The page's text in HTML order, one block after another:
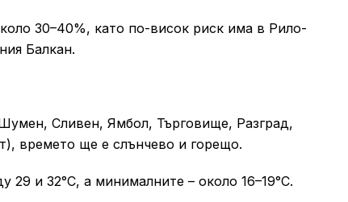
30–40%, като по-висок риск има в Рило-
Балкан.
Сливен, Ямбол, Търговище, Разград,
времето ще е слънчево и горещо.
и 32°C, а минималните – около 16–19°C.